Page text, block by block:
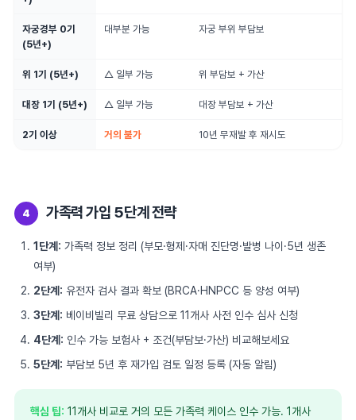
자궁경부 0기
(5년+)
대부분 가능 자궁 부위 부담보
위 1기 (5년+) △ 일부 가능 위 부담보 + 가산
대장 1기 (5년+) △ 일부 가능 대장 부담보 + 가산
2기 이상 거의 불가 10년 무재발 후 재시도
4 가족력 가입 5단계 전략
1단계: 가족력 정보 정리 (부모·형제·자매 진단명·발병 나이·5년 생존
여부)
2단계: 유전자 검사 결과 확보 (BRCA·HNPCC 등 양성 여부)
3단계: 베이비빌리 무료 상담으로 11개사 사전 인수 심사 신청
4단계: 인수 가능 보험사 + 조건(부담보·가산) 비교해보세요
5단계: 부담보 5년 후 재가입 검토 일정 등록 (자동 알림)
핵심 팁: 11개사 비교로 거의 모든 가족력 케이스 인수 가능. 1개사